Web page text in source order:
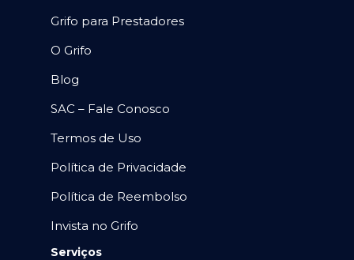
Grifo para Prestadores
O Grifo
Blog
SAC – Fale Conosco
Termos de Uso
Política de Privacidade
Política de Reembolso
Invista no Grifo
Serviços